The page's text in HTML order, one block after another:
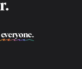
everyone.